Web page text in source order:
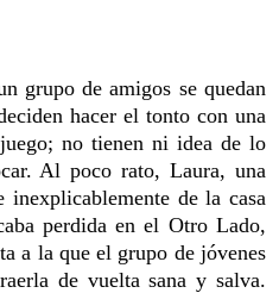
grupo de amigos se quedan
hacer el tonto con una
no tienen ni idea de lo
Al poco rato, Laura, una
inexplicablemente de la casa
perdida en el Otro Lado,
a la que el grupo de jóvenes
de vuelta sana y salva.